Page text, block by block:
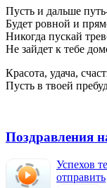
Пусть и дальше
Будет ровной и
Никогда пускай
Не зайдет к тебе
Красота, удача,
Пусть в твоей
Поздравления
Успехов
отправить